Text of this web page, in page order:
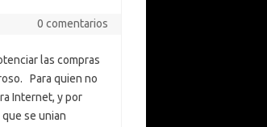
0 comentarios
las compras
Para quien no
Internet, y por
se unian